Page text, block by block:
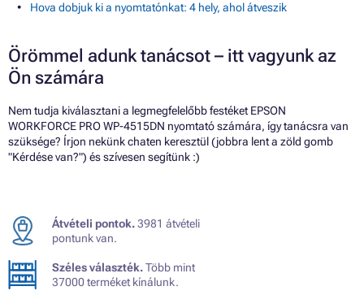
Hova dobjuk ki a nyomtatónkat: 4 hely, ahol átveszik
Örömmel adunk tanácsot – itt vagyunk az
Ön számára
Nem tudja kiválasztani a legmegfelelőbb festéket EPSON
WORKFORCE PRO WP-4515DN nyomtató számára, így tanácsra van
szüksége? Írjon nekünk chaten keresztül (jobbra lent a zöld gomb
"Kérdése van?") és szívesen segítünk :)
Átvételi pontok.3981 átvételi
pontunk van.
Széles választék.Több mint
37000 terméket kínálunk.